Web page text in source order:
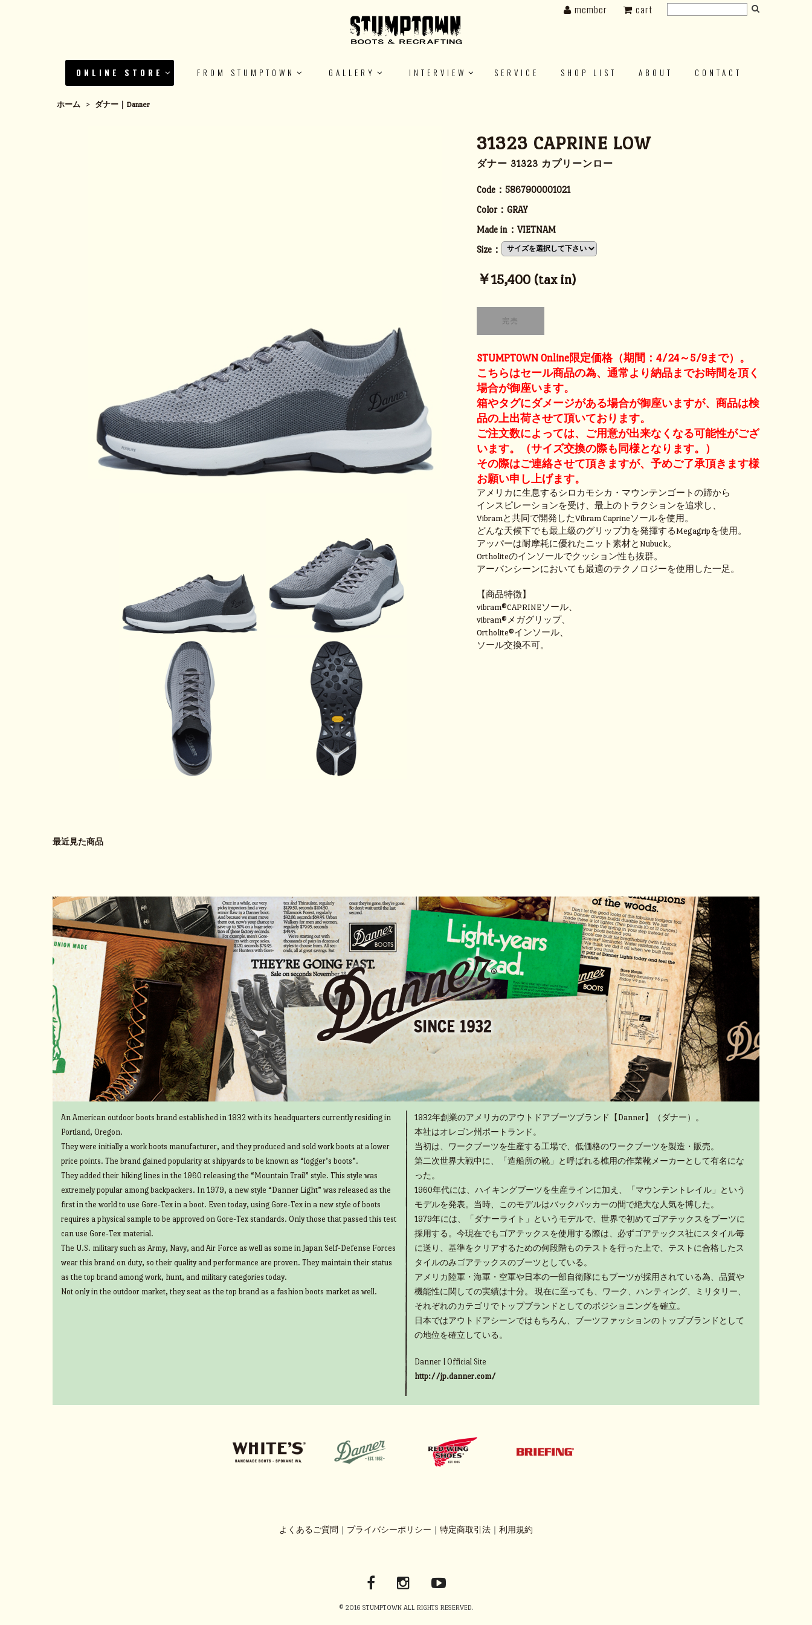
ONLINE STORE FROM STUMPTOWN GALLERY INTERVIEW SERVICE SHOP LIST ABOUT CONTACT
member cart
ホーム > ダナー｜Danner
31323 CAPRINE LOW
ダナー 31323 カプリーンロー
Code： 5867900001021
Color： GRAY
Made in： VIETNAM
Size：
￥15,400 (tax in)
STUMPTOWN Online限定価格（期間：4/24～5/9まで）。
こちらはセール商品の為、通常より納品までお時間を頂く
場合が御座います。
箱やタグにダメージがある場合が御座いますが、商品は検
品の上出荷させて頂いております。
ご注文数によっては、ご用意が出来なくなる可能性がござ
います。（サイズ交換の際も同様となります。）
その際はご連絡させて頂きますが、予めご了承頂きます様
お願い申し上げます。
アメリカに生息するシロカモシカ・マウンテンゴートの蹄から
インスピレーションを受け、最上のトラクションを追求し、
Vibramと共同で開発したVibram Caprineソールを使用。
どんな天候下でも最上級のグリップ力を発揮するMegagripを使用。
アッパーは耐摩耗に優れたニット素材とNubuck。
Ortholiteのインソールでクッション性も抜群。
アーバンシーンにおいても最適のテクノロジーを使用した一足。
【商品特徴】
vibram®CAPRINEソール、
vibram®メガグリップ、
Ortholite®インソール、
ソール交換不可。
最近見た商品
An American outdoor boots brand established in 1932 with its headquarters currently residing in
Portland, Oregon.
They were initially a work boots manufacturer, and they produced and sold work boots at a lower
price points. The brand gained popularity at shipyards to be known as “logger’s boots”.
They added their hiking lines in the 1960 releasing the “Mountain Trail” style. This style was
extremely popular among backpackers. In 1979, a new style “Danner Light” was released as the
first in the world to use Gore-Tex in a boot. Even today, using Gore-Tex in a new style of boots
requires a physical sample to be approved on Gore-Tex standards. Only those that passed this test
can use Gore-Tex material.
The U.S. military such as Army, Navy, and Air Force as well as some in Japan Self-Defense Forces
wear this brand on duty, so their quality and performance are proven. They maintain their status
as the top brand among work, hunt, and military categories today.
Not only in the outdoor market, they seat as the top brand as a fashion boots market as well.
1932年創業のアメリカのアウトドアブーツブランド【Danner】（ダナー）。
本社はオレゴン州ポートランド。
当初は、ワークブーツを生産する工場で、低価格のワークブーツを製造・販売。
第二次世界大戦中に、「造船所の靴」と呼ばれる樵用の作業靴メーカーとして有名にな
った。
1960年代には、ハイキングブーツを生産ラインに加え、「マウンテントレイル」という
モデルを発表。当時、このモデルはバックパッカーの間で絶大な人気を博した。
1979年には、「ダナーライト」というモデルで、世界で初めてゴアテックスをブーツに
採用する。今現在でもゴアテックスを使用する際は、必ずゴアテックス社にスタイル毎
に送り、基準をクリアするための何段階ものテストを行った上で、テストに合格したス
タイルのみゴアテックスのブーツとしている。
アメリカ陸軍・海軍・空軍や日本の一部自衛隊にもブーツが採用されている為、品質や
機能性に関しての実績は十分。 現在に至っても、ワーク、ハンティング、ミリタリー、
それぞれのカテゴリでトップブランドとしてのポジショニングを確立。
日本ではアウトドアシーンではもちろん、ブーツファッションのトップブランドとして
の地位を確立している。
Danner | Official Site
http://jp.danner.com/
よくあるご質問 プライバシーポリシー 特定商取引法 利用規約
© 2016 STUMPTOWN ALL RIGHTS RESERVED.